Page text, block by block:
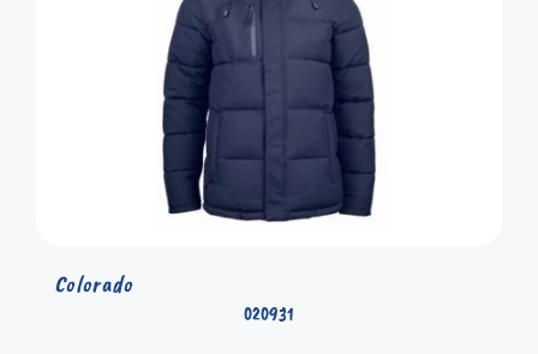
020931
Colorado